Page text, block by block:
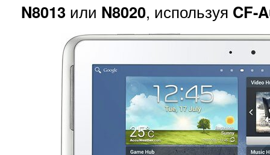
N8013 или N8020, используя CF-